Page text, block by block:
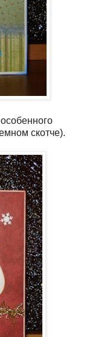
скотче).